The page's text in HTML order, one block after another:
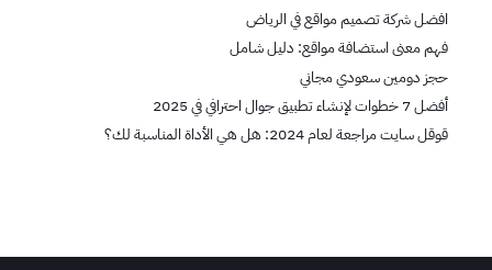
افضل شركة تصميم مواقع في الرياض
فهم معنى استضافة مواقع: دليل شامل
حجز دومين سعودي مجاني
أفضل 7 خطوات لإنشاء تطبيق جوال احترافي في 2025
قوقل سايت مراجعة لعام 2024: هل هي الأداة المناسبة لك؟